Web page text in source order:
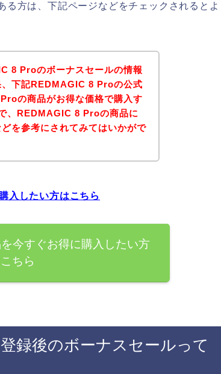
方は、下記ページなどをチェックされるとよ
8 Proのボーナスセールの情報
下記REDMAGIC 8 Proの公式
の商品がお得な価格で購入す
、REDMAGIC 8 Proの商品に
を参考にされてみてはいかがで
入したい方はこちら
今すぐお得に購入したい方
ちら
録後のボーナスセールって